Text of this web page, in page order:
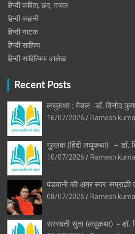
हिन्दी कविता, छंद, ग़ज़ल
हिन्दी कहानी
हिन्‍दी नाटक
हिन्दी साहित्य
हिन्दी साहित्यिक आलेख
Recent Posts
लघुकथा : मेडल -डॉ. विनोद
16/07/2026
Ramesh
गुल्लक (हिंदी लघुकथा) – डॉ.
10/07/2026
Ramesh
पंडवानी की अमर स्वर-
08/07/2026
Ramesh
सरस्वती सुता (लघुकथा) ​- डॉ.